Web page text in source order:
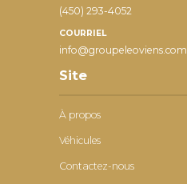
(450) 293-4052
COURRIEL
info@groupeleoviens.com
Site
À propos
Véhicules
Contactez-nous